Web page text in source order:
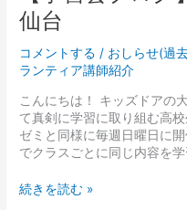
た
し
ま
す
仙台
コメントする / おしらせ(過
ランティア講師紹介
こんにちは！ キッズドアの
て真剣に学習に取り組む高
ゼミと同様に毎週日曜日に
でクラスごとに同じ内容を
会
ロ
グ】
月
16
日
ガ
ゼ
続きを読む »